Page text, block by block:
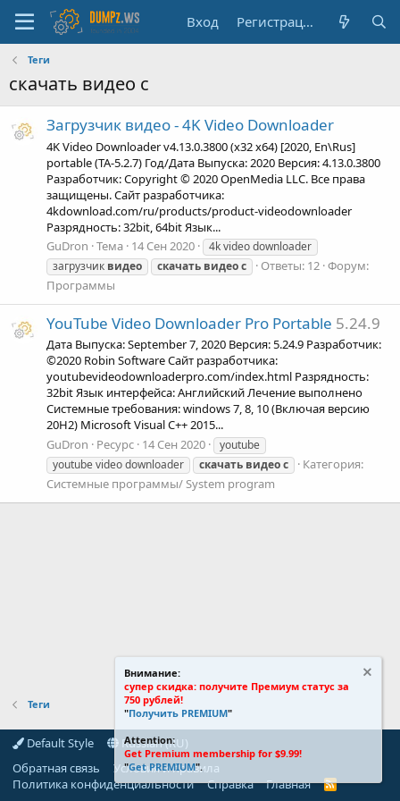
Вход Регистрация
Теги
скачать видео с
Загрузчик видео - 4K Video Downloader
4K Video Downloader v4.13.0.3800 (x32 x64) [2020, En\Rus]
portable (TA-5.2.7) Год/Дата Выпуска: 2020 Версия: 4.13.0.3800
Разработчик: Copyright © 2020 OpenMedia LLC. Все права
защищены. Сайт разработчика:
4kdownload.com/ru/products/product-videodownloader
Разрядность: 32bit, 64bit Язык...
GuDron Тема 14 Сен 2020
4k video downloader
загрузчик видео скачать видеос Ответы: 12 Форум:
Программы
YouTube Video Downloader Pro Portable 5.24.9
Дата Выпуска: September 7, 2020 Версия: 5.24.9 Разработчик:
©2020 Robin Software Сайт разработчика:
youtubevideodownloaderpro.com/index.html Разрядность:
32bit Язык интерфейса: Английский Лечение выполнено
Системные требования: windows 7, 8, 10 (Включая версию
20H2) Microsoft Visual C++ 2015...
GuDron
Ресурс 14 Сен 2020
youtube
youtube video downloader
скачать видеос
Категория:
Системные программы/ System program
Теги
Default Style
Russian (RU)
Обратная связь
Условия и правила
Политика конфиденциальности
Справка Главная
R
Внимание:
супер скидка: получите Премиум статус за
750 рублей!
"Получить PREMIUM"
Attention:
Get Premium membership for $9.99!
"Get PREMIUM".